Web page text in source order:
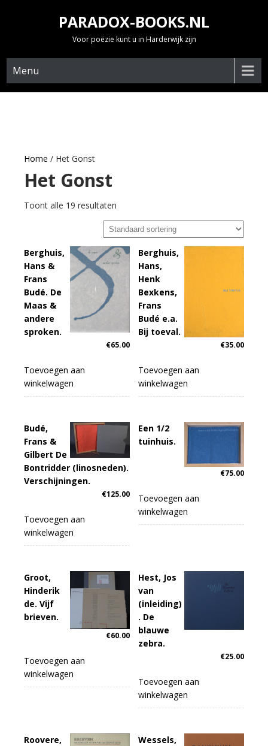
PARADOX-BOOKS.NL
Voor poëzie kunt u in Harderwijk zijn
Menu
Home / Het Gonst
Het Gonst
Toont alle 19 resultaten
Berghuis,
Hans &
Frans
Budé. De
Maas &
andere
sproken.
€65.00
Toevoegen aan
winkelwagen
Berghuis,
Hans,
Henk
Bexkens,
Frans
Budé e.a.
Bij toeval.
€35.00
Toevoegen aan
winkelwagen
Budé,
Frans &
Gilbert De
Bontridder (linosneden).
Verschijningen.
€125.00
Toevoegen aan
winkelwagen
Een 1/2
tuinhuis.
€75.00
Toevoegen aan
winkelwagen
Groot,
Hinderik
de. Vijf
brieven.
€60.00
Toevoegen aan
winkelwagen
Hest, Jos
van
(inleiding)
. De
blauwe
zebra.
€25.00
Toevoegen aan
winkelwagen
Roovere,
Wessels,